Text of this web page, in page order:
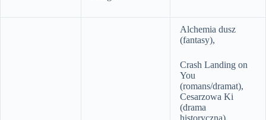
Alchemia dusz
(fantasy),
Crash Landing on
You
(romans/dramat),
Cesarzowa Ki
(drama
historyczna),